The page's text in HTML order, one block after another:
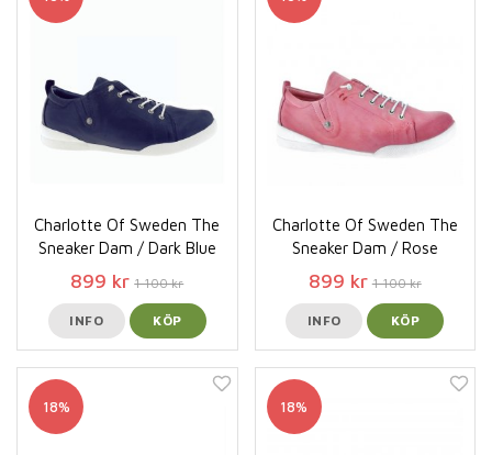
Charlotte Of Sweden The
Sneaker Dam / Dark Blue
899 kr 1 100 kr
INFO KÖP
Charlotte Of Sweden The
Sneaker Dam / Rose
899 kr 1 100 kr
INFO KÖP
18% 18%